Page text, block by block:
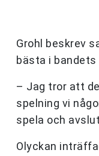
Grohl beskrev
bästa i
– Jag tror att
spelning vi
spela och
Olyckan